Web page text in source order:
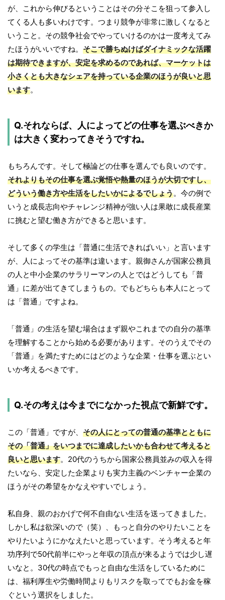
が、これから伸びるということはその分そこを狙って参入し
てくる人も多いわけです。つまり競争が非常に激しくなると
いうこと。その競争社会でやっていけるのかは一度考えてみ
たほうがいいですね。 そこで勝ちぬけばダイナミックな活躍
は期待できますが、安定を求めるのであれば、マーケットは
小さくとも大きなシェアを持っている企業のほうが良いと思
います。
Q.それならば、人によってどの仕事を選ぶべきか
は大きく変わってきそうですね。
もちろんです。そして極論どの仕事を選んでも良いのです。
それよりもその仕事を選ぶ覚悟や熱量のほうが大切ですし、
どういう働き方や生活をしたいかによるでしょう。今の例で
いうと成長志向やチャレンジ精神が強い人は果敢に成長産業
に挑むと望む働き方ができると思います。
そして多くの学生は「普通に生活できればいい」と言います
が、人によってその基準は違います。親御さんが国家公務員
の人と中小企業のサラリーマンの人とではどうしても「普
通」に差が出てきてしまうもの。でもどちらも本人にとって
は「普通」ですよね。
「普通」の生活を望む場合はまず親やこれまでの自分の基準
を理解することから始める必要があります。そのうえでその
「普通」を満たすためにはどのような企業・仕事を選ぶとい
いか考えるべきです。
Q.その考えは今までになかった視点で新鮮です。
この「普通」ですが、 その人にとっての普通の基準とともに
その「普通」をいつまでに達成したいかも合わせて考えると
良いと思います。20代のうちから国家公務員並みの収入を得
たいなら、安定した企業よりも実力主義のベンチャー企業の
ほうがその希望をかなえやすいでしょう。
私自身、親のおかげで何不自由ない生活を送ってきました。
しかし私は欲深いので（笑）、もっと自分のやりたいことを
やりたいようにかなえたいと思っています。そう考えると年
功序列で50代前半にやっと年収の頂点が来るようでは少し遅
いなと。30代の時点でもっと自由な生活をしているために
は、福利厚生や労働時間よりもリスクを取ってでもお金を稼
ぐという選択をしました。